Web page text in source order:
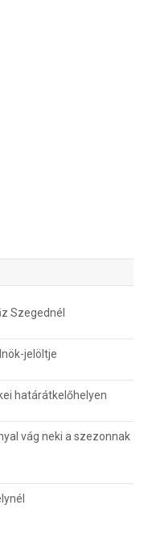
Szegednél
jelöltje
határátkelőhelyen
vág neki a szezonnak